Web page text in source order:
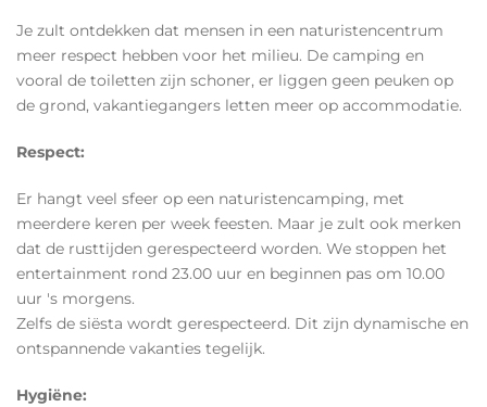
Je zult ontdekken dat mensen in een naturistencentrum
meer respect hebben voor het milieu. De camping en
vooral de toiletten zijn schoner, er liggen geen peuken op
de grond, vakantiegangers letten meer op accommodatie.
Respect:
Er hangt veel sfeer op een naturistencamping, met
meerdere keren per week feesten. Maar je zult ook merken
dat de rusttijden gerespecteerd worden. We stoppen het
entertainment rond 23.00 uur en beginnen pas om 10.00
uur 's morgens.
Zelfs de siësta wordt gerespecteerd. Dit zijn dynamische en
ontspannende vakanties tegelijk.
Hygiëne: